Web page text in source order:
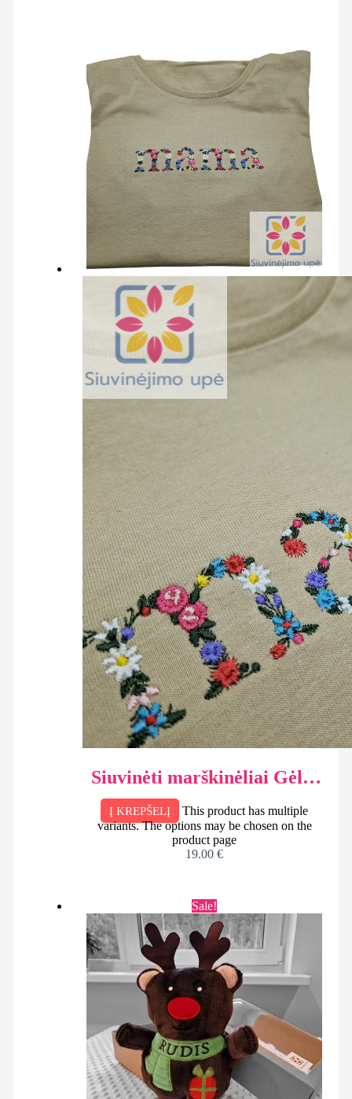
Siuvinėti marškinėliai Gėlės
Mamai, dėžutėje
Į KREPŠELĮ
This product has multiple
variants. The options may be chosen on the
product page
19.00 €
Sale!